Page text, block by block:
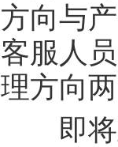
方向与
客服人
理方向
即将